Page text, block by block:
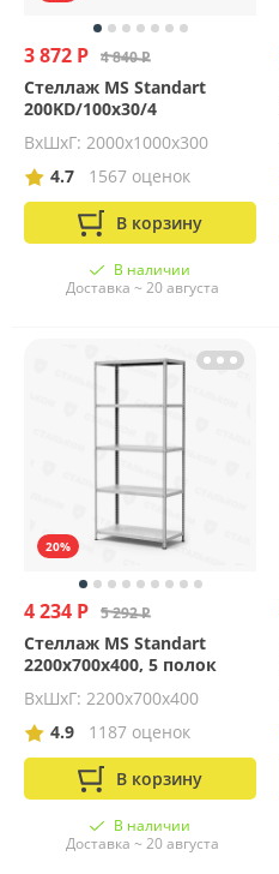
3 872 Р 4 840 Р
Стеллаж MS Standart
200KD/100x30/4
ВхШхГ: 2000х1000х300
4.7
1567 оценок
В корзину
В наличии
Доставка ~ 20 августа
20%
4 234 Р 5 292 Р
Стеллаж MS Standart
2200х700х400, 5 полок
ВхШхГ: 2200x700x400
4.9
1187 оценок
В корзину
В наличии
Доставка ~ 20 августа